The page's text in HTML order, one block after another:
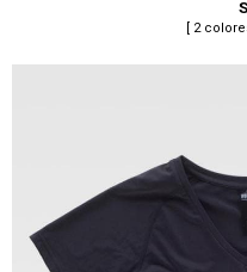
Tallas: S, M, L, XL, XXL, 3XL
[ 2